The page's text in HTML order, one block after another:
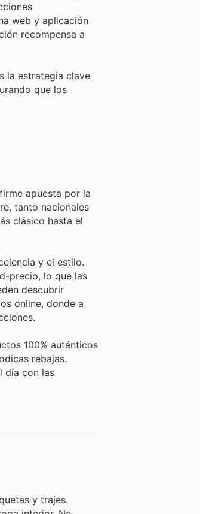
web y aplicación
recompensa a
la estrategia clave
que los
apuesta por la
tanto nacionales
clásico hasta el
y el estilo.
precio, lo que las
descubrir
online, donde a
100% auténticos
rebajas.
día con las
y trajes.